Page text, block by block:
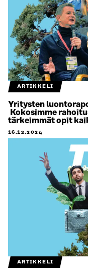
ARTIKKELI
Yritysten
Kokosimme
tärkeimmät opit
16.12.2024
ARTIKKELI